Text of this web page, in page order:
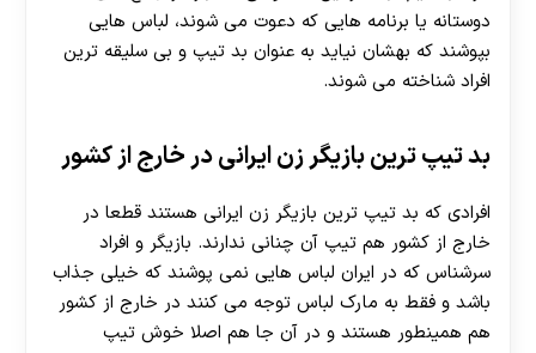
دوستانه یا برنامه هایی که دعوت می شوند، لباس هایی
بپوشند که بهشان نیاید به عنوان بد تیپ و بی سلیقه ترین
افراد شناخته می شوند.
بد تیپ ترین بازیگر زن ایرانی در خارج از کشور
افرادی که بد تیپ ترین بازیگر زن ایرانی هستند قطعا در
خارج از کشور هم تیپ آن چنانی ندارند. بازیگر و افراد
سرشناس که در ایران لباس هایی نمی پوشند که خیلی جذاب
باشد و فقط به مارک لباس توجه می کنند در خارج از کشور
هم همینطور هستند و در آن جا هم اصلا خوش تیپ